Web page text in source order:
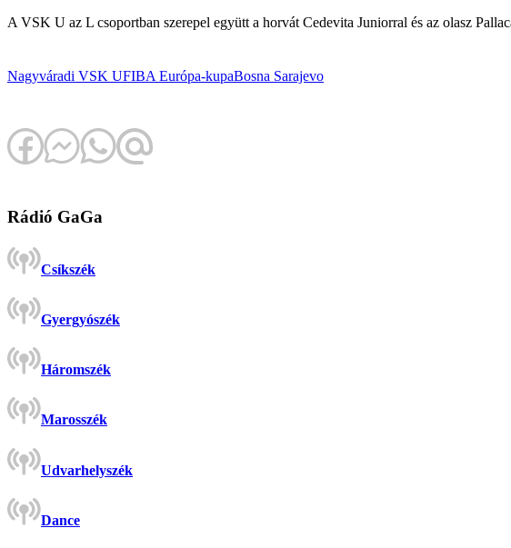
A VSK U az L csoportban szerepel együtt a horvát Cedevita Juniorral és az olasz
Nagyváradi VSK UFIBA Európa-kupaBosna Sarajevo
Rádió GaGa
Csíkszék
Gyergyószék
Háromszék
Marosszék
Udvarhelyszék
Dance